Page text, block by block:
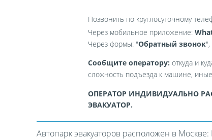
Позвонить по круглосуточному
Через мобильное приложение:
Через формы: "Обратный звонок",
Сообщите оператору: откуда и
сложность подъезда к машине,
ОПЕРАТОР ИНДИВИДУАЛЬНО
ЭВАКУАТОР.
Автопарк эвакуаторов расположен в